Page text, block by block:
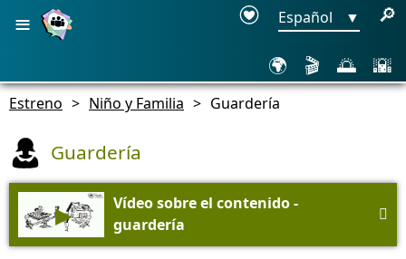
≡ Español ▼ 🔎
🌍 🎬 🌅 🌇
Estreno > Niño y Familia > Guardería
Guardería
▶
Vídeo sobre el contenido -
guardería
